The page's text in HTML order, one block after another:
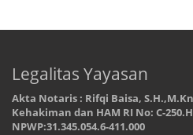
Legalitas Yayasan
Akta Notaris : Rifqi Baisa,
Kehakiman dan HAM RI No: C-
NPWP:31.345.054.6-411.000